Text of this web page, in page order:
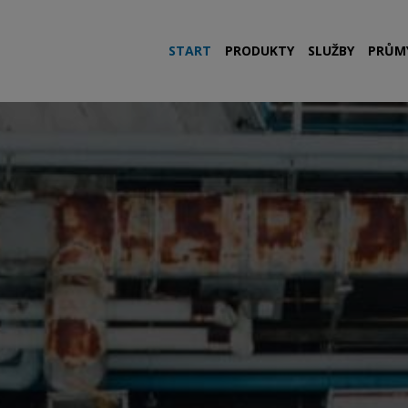
START PRODUKTY SLUŽBY